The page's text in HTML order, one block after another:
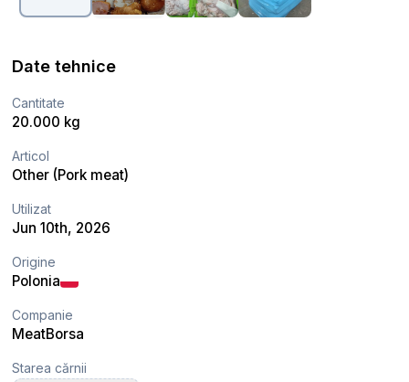
Date tehnice
Cantitate
20.000 kg
Articol
Other (Pork meat)
Utilizat
Jun 10th, 2026
Origine
Polonia
Companie
MeatBorsa
Starea cărnii